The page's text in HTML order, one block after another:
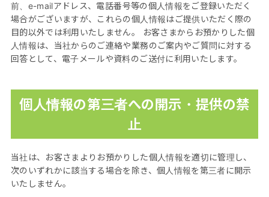
前、e-mailアドレス、電話番号等の個人情報をご登録いただく
場合がございますが、これらの個人情報はご提供いただく際の
目的以外では利用いたしません。 お客さまからお預かりした個
人情報は、当社からのご連絡や業務のご案内やご質問に対する
回答として、電子メールや資料のご送付に利用いたします。
個人情報の第三者への開示・提供の禁
止
当社は、お客さまよりお預かりした個人情報を適切に管理し、
次のいずれかに該当する場合を除き、個人情報を第三者に開示
いたしません。